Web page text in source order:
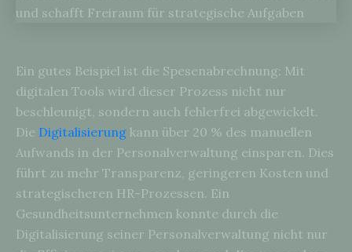
Ein gutes Beispiel ist die Spesenabrechnung: Mit
digitalen Tools wird dieser Prozess nicht nur
beschleunigt, sondern auch fehlerfrei abgewickelt.
Die Digitalisierung kann über 20 % des manuellen
Aufwands in der Personalverwaltung einsparen. Dies
führt zu mehr Transparenz, geringeren Kosten und
strategischeren HR-Prozessen. Ein
Gesundheitsunternehmen konnte durch die
Digitalisierung seiner Personalverwaltung nicht nur